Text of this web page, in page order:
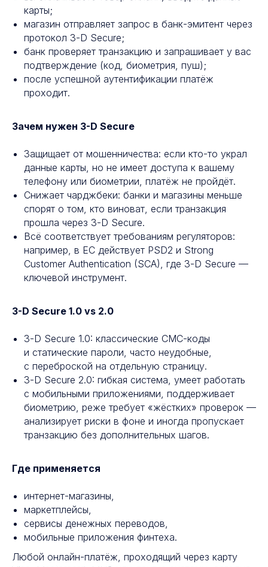
карты;
магазин отправляет запрос в банк-эмитент через
протокол 3-D Secure;
банк проверяет транзакцию и запрашивает у вас
подтверждение (код, биометрия, пуш);
после успешной аутентификации платёж
проходит.
Зачем нужен 3-D Secure
Защищает от мошенничества: если кто-то украл
данные карты, но не имеет доступа к вашему
телефону или биометрии, платёж не пройдёт.
Снижает чарджбеки: банки и магазины меньше
спорят о том, кто виноват, если транзакция
прошла через 3-D Secure.
Всё соответствует требованиям регуляторов:
например, в ЕС действует PSD2 и Strong
Customer Authentication (SCA), где 3-D Secure —
ключевой инструмент.
3-D Secure 1.0 vs 2.0
3-D Secure 1.0: классические СМС-коды
и статические пароли, часто неудобные,
с переброской на отдельную страницу.
3-D Secure 2.0: гибкая система, умеет работать
с мобильными приложениями, поддерживает
биометрию, реже требует «жёстких» проверок —
анализирует риски в фоне и иногда пропускает
транзакцию без дополнительных шагов.
Где применяется
интернет-магазины,
маркетплейсы,
сервисы денежных переводов,
мобильные приложения финтеха.
Любой онлайн-платёж, проходящий через карту
наличных по всему миру
Отправить перевод
Отправляйте деньги